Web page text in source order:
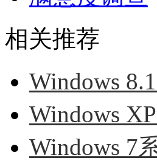
相关推荐
Windows
Windows
Windows 7